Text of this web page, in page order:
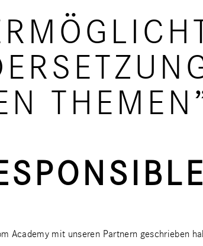
Academy mit unseren Partnern geschrieben